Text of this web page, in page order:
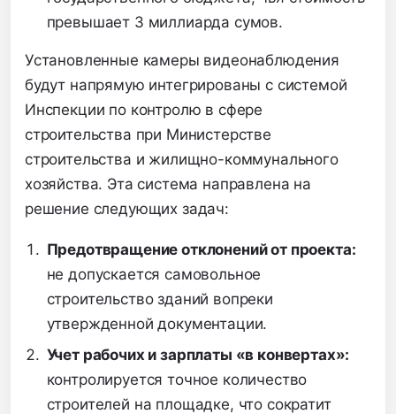
превышает 3 миллиарда сумов.
Установленные камеры видеонаблюдения
будут напрямую интегрированы с системой
Инспекции по контролю в сфере
строительства при Министерстве
строительства и жилищно-коммунального
хозяйства. Эта система направлена на
решение следующих задач:
Предотвращение отклонений от проекта:
не допускается самовольное
строительство зданий вопреки
утвержденной документации.
Учет рабочих и зарплаты «в конвертах»:
контролируется точное количество
строителей на площадке, что сократит